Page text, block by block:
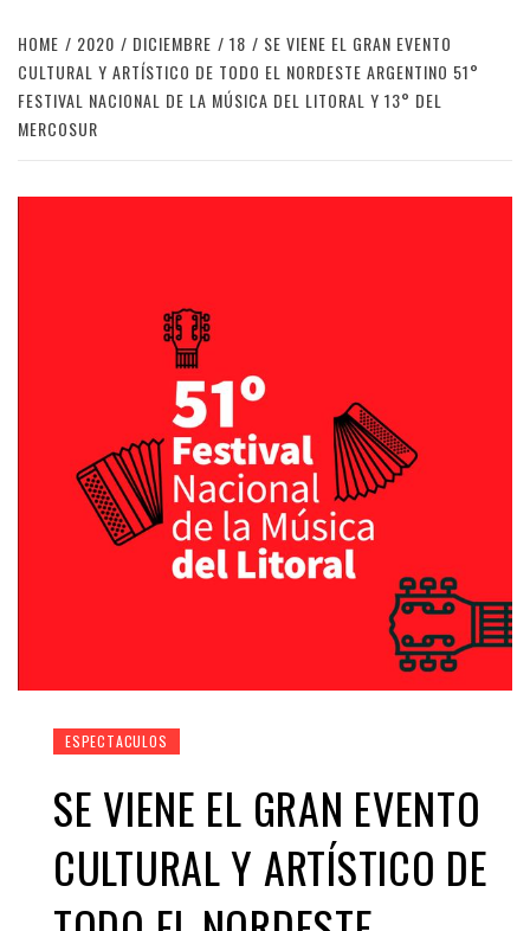
HOME 2020 DICIEMBRE 18
SE VIENE EL GRAN EVENTO
CULTURAL Y ARTÍSTICO DE TODO EL NORDESTE ARGENTINO 51°
FESTIVAL NACIONAL DE LA MÚSICA DEL LITORAL Y 13° DEL
MERCOSUR
ESPECTACULOS
SE VIENE EL GRAN EVENTO
CULTURAL Y ARTÍSTICO DE